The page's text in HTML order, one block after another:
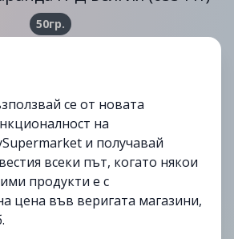
50гр.
се от новата
на
и получавай
всеки път, когато някои
продукти е с
цена във веригата магазини,